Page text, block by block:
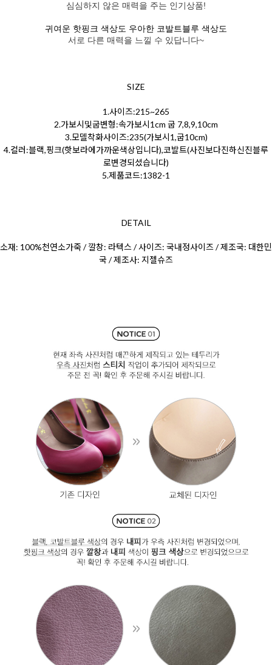
심심하지 않은 매력을 주는 인기상품!
귀여운 핫핑크 색상도 우아한 코발트블루 색상도
서로 다른 매력을 느낄 수 있답니다~
SIZE
1.사이즈:215~265
2.가보시및굽변형:속가보시1cm 굽 7,8,9,10cm
3.모델착화사이즈:235(가보시1,굽10cm)
4.컬러:블랙,핑크(핫보라에가까운색상입니다),코발트(사진보다진하신진블루
로변경되셨습니다)
5.제품코드:1382-1
DETAIL
소재: 100%천연소가죽 / 깔창: 라텍스 / 사이즈: 국내정사이즈 / 제조국: 대한민
국 / 제조사: 지젤슈즈